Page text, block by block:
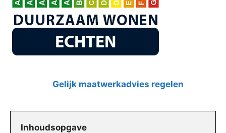
Gelijk maatwerkadvies regelen
Inhoudsopgave